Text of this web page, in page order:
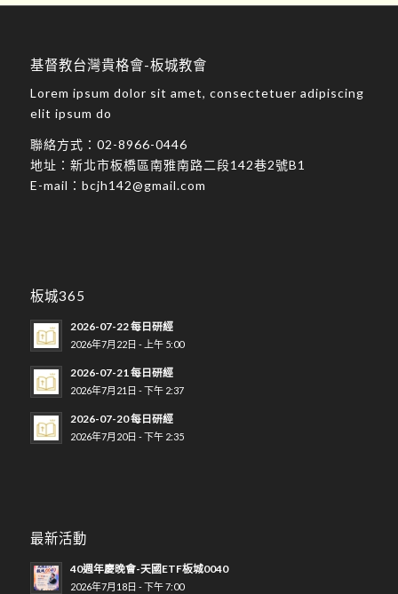
基督教台灣貴格會-板城教會
Lorem ipsum dolor sit amet, consectetuer adipiscing
elit ipsum do
聯絡方式： 02-8966-0446
地址： 新北市板橋區南雅南路二段142巷2號B1
E-mail： bcjh142@gmail.com
板城365
2026-07-22 每日研經
2026年7月22日 - 上午 5:00
2026-07-21 每日研經
2026年7月21日 - 下午 2:37
2026-07-20 每日研經
2026年7月20日 - 下午 2:35
最新活動
40週年慶晚會-天國ETF板城0040
2026年7月18日 - 下午 7:00